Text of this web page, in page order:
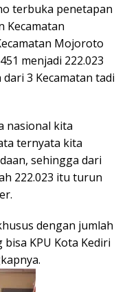
terbuka penetapan
Kecamatan
Mojoroto
menjadi 222.023
3 Kecamatan tadi
nasional kita
ternyata kita
sehingga dari
222.023 itu turun
dengan jumlah
KPU Kota Kediri